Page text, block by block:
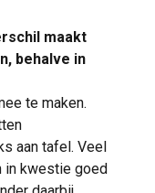
maakt
behalve in
te maken.
aan tafel. Veel
in kwestie goed